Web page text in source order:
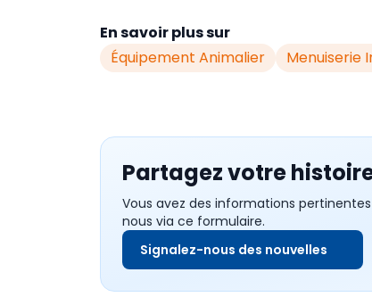
En savoir plus sur
Équipement Animalier
Menuiserie
Partagez votre
Vous avez des informations
nous via ce formulaire.
Signalez-nous des nouvelles